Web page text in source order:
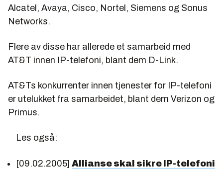
Alcatel, Avaya, Cisco, Nortel, Siemens og Sonus
Networks.
Flere av disse har allerede et samarbeid med
AT&T innen IP-telefoni, blant dem D-Link.
AT&Ts konkurrenter innen tjenester for IP-telefoni
er utelukket fra samarbeidet, blant dem Verizon og
Primus.
Les også:
[09.02.2005] Allianse skal sikre IP-telefoni